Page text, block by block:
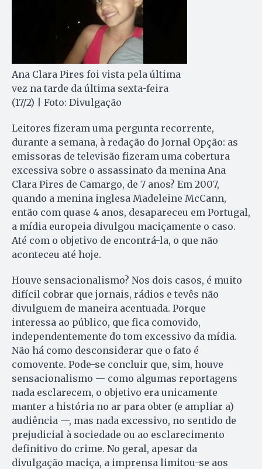
Ana Clara Pires foi vista pela última
vez na tarde da última sexta-feira
(17/2) | Foto: Divulgação
Leitores fizeram uma pergunta recorrente,
durante a semana, à redação do Jornal Opção: as
emissoras de televisão fizeram uma cobertura
excessiva sobre o assassinato da menina Ana
Clara Pires de Camargo, de 7 anos? Em 2007,
quando a menina inglesa Madeleine McCann,
então com quase 4 anos, desapareceu em Portugal,
a mídia europeia divulgou maciçamente o caso.
Até com o objetivo de encontrá-la, o que não
aconteceu até hoje.
Houve sensacionalismo? Nos dois casos, é muito
difícil cobrar que jornais, rádios e tevês não
divulguem de maneira acentuada. Porque
interessa ao público, que fica comovido,
independentemente do tom excessivo da mídia.
Não há como desconsiderar que o fato é
comovente. Pode-se concluir que, sim, houve
sensacionalismo — como algumas reportagens
nada esclarecem, o objetivo era unicamente
manter a história no ar para obter (e ampliar a)
audiência —, mas nada excessivo, no sentido de
prejudicial à sociedade ou ao esclarecimento
definitivo do crime. No geral, apesar da
divulgação maciça, a imprensa limitou-se aos